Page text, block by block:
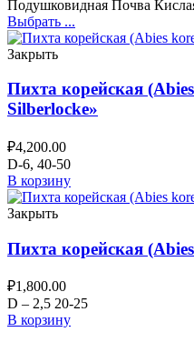
Подушковидная Почва
Выбрать ...
Закрыть
Пихта корейская
Silberlocke»
₽4,200.00
D-6, 40-50
В корзину
Закрыть
Пихта корейская
₽1,800.00
D – 2,5 20-25
В корзину